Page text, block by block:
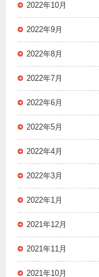
2022年10月
2022年9月
2022年8月
2022年7月
2022年6月
2022年5月
2022年4月
2022年3月
2022年1月
2021年12月
2021年11月
2021年10月